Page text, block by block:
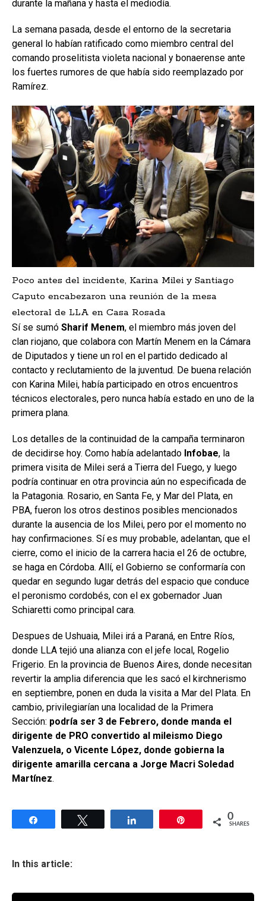
durante la mañana y hasta el mediodía.
La semana pasada, desde el entorno de la secretaria
general lo habían ratificado como miembro central del
comando proselitista violeta nacional y bonaerense ante
los fuertes rumores de que había sido reemplazado por
Ramírez.
Poco antes del incidente, Karina Milei y Santiago
Caputo encabezaron una reunión de la mesa
electoral de LLA en Casa Rosada
Sí se sumó Sharif Menem, el miembro más joven del
clan riojano, que colabora con Martín Menem en la Cámara
de Diputados y tiene un rol en el partido dedicado al
contacto y reclutamiento de la juventud. De buena relación
con Karina Milei, había participado en otros encuentros
técnicos electorales, pero nunca había estado en uno de la
primera plana.
Los detalles de la continuidad de la campaña terminaron
de decidirse hoy. Como había adelantado Infobae, la
primera visita de Milei será a Tierra del Fuego, y luego
podría continuar en otra provincia aún no especificada de
la Patagonia. Rosario, en Santa Fe, y Mar del Plata, en
PBA, fueron los otros destinos posibles mencionados
durante la ausencia de los Milei, pero por el momento no
hay confirmaciones. Sí es muy probable, adelantan, que el
cierre, como el inicio de la carrera hacia el 26 de octubre,
se haga en Córdoba. Allí, el Gobierno se conformaría con
quedar en segundo lugar detrás del espacio que conduce
el peronismo cordobés, con el ex gobernador Juan
Schiaretti como principal cara.
Despues de Ushuaia, Milei irá a Paraná, en Entre Ríos,
donde LLA tejió una alianza con el jefe local, Rogelio
Frigerio. En la provincia de Buenos Aires, donde necesitan
revertir la amplia diferencia que les sacó el kirchnerismo
en septiembre, ponen en duda la visita a Mar del Plata. En
cambio, privilegiarían una localidad de la Primera
Sección: podría ser 3 de Febrero, donde manda el
dirigente de PRO convertido al mileismo Diego
Valenzuela, o Vicente López, donde gobierna la
dirigente amarilla cercana a Jorge Macri Soledad
Martínez.
0
SHARES
In this article: